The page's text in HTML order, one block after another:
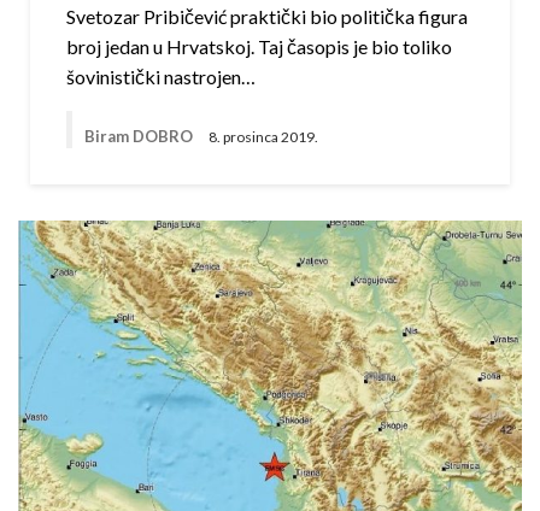
Svetozar Pribičević praktički bio politička figura
broj jedan u Hrvatskoj. Taj časopis je bio toliko
šovinistički nastrojen…
Biram DOBRO 8. prosinca 2019.